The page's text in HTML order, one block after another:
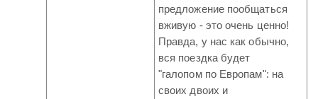
предложение пообщаться
вживую - это очень ценно!
Правда, у нас как обычно,
вся поездка будет
"галопом по Европам": на
своих двоих и